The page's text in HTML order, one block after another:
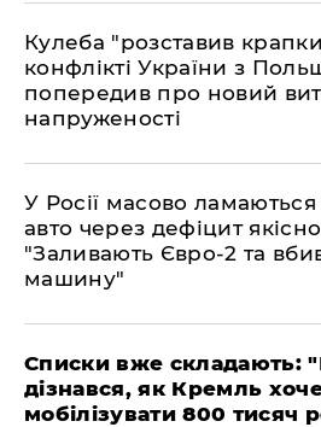
Кулеба "розставив
конфлікті України з
попередив про новий
напруженості
У Росії масово ламаються
авто через дефіцит
"Заливають Євро-2 та
машину"
Списки вже складають:
дізнався, як Кремль
мобілізувати 800 тисяч